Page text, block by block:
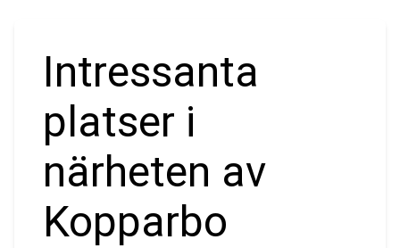
Intressanta
platser i
närheten av
Kopparbo